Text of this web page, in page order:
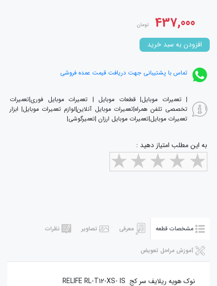
437,000 تومان
افزودن به سبد خرید
تماس با پشتیبانی جهت دریافت قیمت عمده فروشی
| تعمیرات موبایل| قطعات موبایل | تعمیرات موبایل فوری|تعمیرات
تخصصی تلفن همراه|تعمیرات موبایل آنلاین|لوازم تعمیرات موبایل| ابزار
تعمیرات موبایل|تعمیرات موبایل ارزان |تعمیرگوشی|
به این مطلب امتیاز دهید :
مشخصات قطعه معرفی تصاویر نظرات
آموزش مراحل تعویض
نوک هويه ريلايف سر کج RELIFE RL-T12-XS- IS